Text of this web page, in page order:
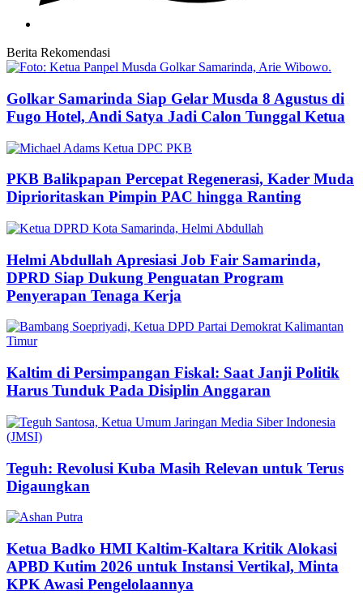
Berita Rekomendasi
Golkar Samarinda Siap Gelar Musda 8 Agustus di
Fugo Hotel, Andi Satya Jadi Calon Tunggal Ketua
PKB Balikpapan Percepat Regenerasi, Kader Muda
Diprioritaskan Pimpin PAC hingga Ranting
Helmi Abdullah Apresiasi Job Fair Samarinda,
DPRD Siap Dukung Penguatan Program
Penyerapan Tenaga Kerja
Kaltim di Persimpangan Fiskal: Saat Janji Politik
Harus Tunduk Pada Disiplin Anggaran
Teguh: Revolusi Kuba Masih Relevan untuk Terus
Digaungkan
Ketua Badko HMI Kaltim-Kaltara Kritik Alokasi
APBD Kutim 2026 untuk Instansi Vertikal, Minta
KPK Awasi Pengelolaannya